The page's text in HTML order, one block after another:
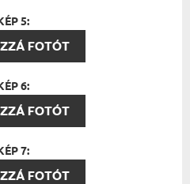
5:
FOTÓT
6:
FOTÓT
7:
FOTÓT